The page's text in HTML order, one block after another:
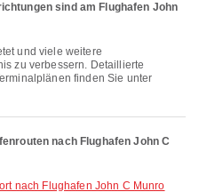
sind am Flughafen John
zu verbessern. Detaillierte
finden Sie unter
nach Flughafen John C